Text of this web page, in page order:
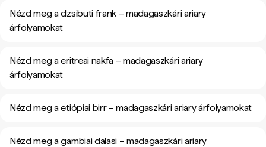
Nézd meg a dzsibuti frank – madagaszkári ariary
árfolyamokat
Nézd meg a eritreai nakfa – madagaszkári ariary
árfolyamokat
Nézd meg a etiópiai birr – madagaszkári ariary árfolyamokat
Nézd meg a gambiai dalasi – madagaszkári ariary